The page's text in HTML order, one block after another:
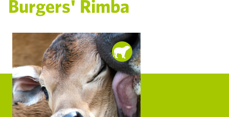
Burgers' Rimba